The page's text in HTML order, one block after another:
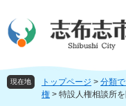
ジ
頭
ュ
飛現在地 トップページ > 分類
権 > 特設人権相談所